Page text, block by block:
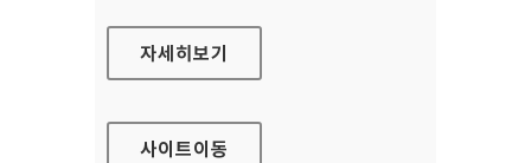
국가유산채널
자세히보기
사이트이동